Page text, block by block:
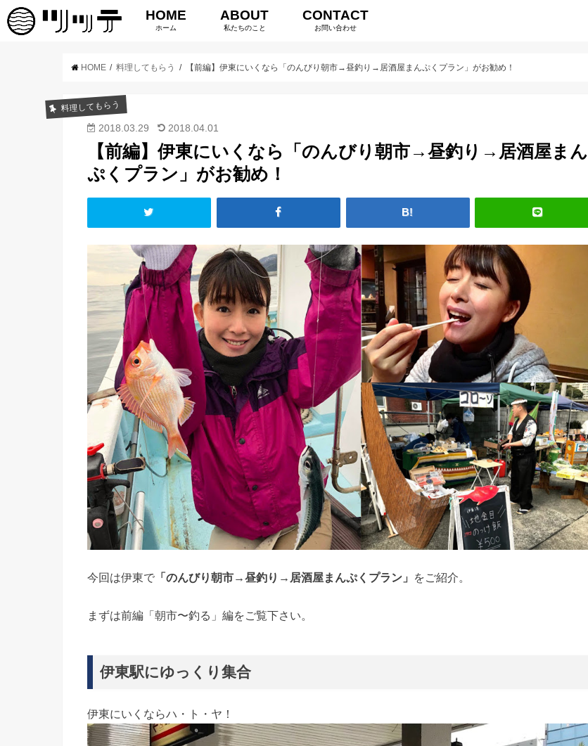
HOME
ホーム
ABOUT
私たちのこと
CONTACT
お問い合わせ
HOME 料理してもらう 【前編】伊東にいくなら「のんびり朝市→昼釣り→居酒屋まんぷくプラン」がお勧め！
料理してもらう
2018.03.29 2018.04.01
【前編】伊東にいくなら「のんびり朝市→昼釣り→居酒屋まん
ぷくプラン」がお勧め！
今回は伊東で 「のんびり朝市→昼釣り→居酒屋まんぷくプラン」 をご紹介。
まずは前編「朝市〜釣る」編をご覧下さい。
伊東駅にゆっくり集合
伊東にいくならハ・ト・ヤ！